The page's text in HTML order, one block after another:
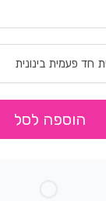
הוספה לסל